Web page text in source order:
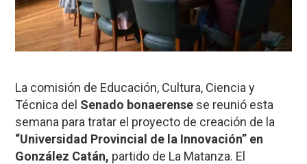
La comisión de Educación, Cultura, Ciencia y
Técnica del Senado bonaerense se reunió esta
semana para tratar el proyecto de creación de la
“Universidad Provincial de la Innovación” en
González Catán, partido de La Matanza. El